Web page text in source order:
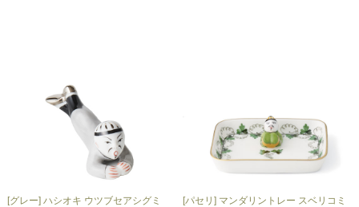
[グレー] ハシオキ ウツブセアシグミ [パセリ] マンダリントレー スベリコミ